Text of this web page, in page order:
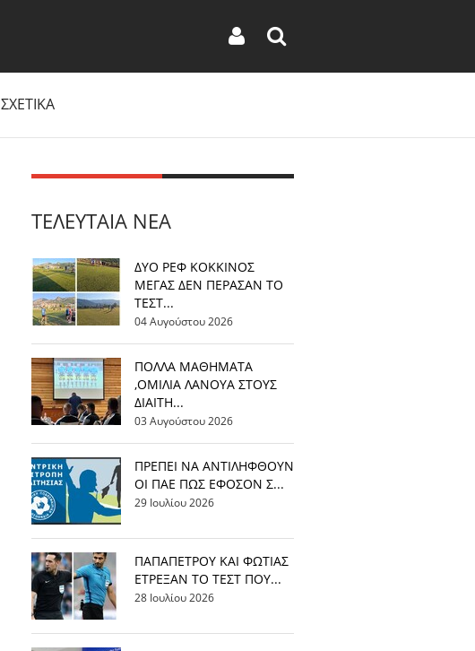
ΣΧΕΤΙΚΑ
ΤΕΛΕΥΤΑΊΑ ΝΈΑ
ΔΥΟ ΡΕΦ ΚΟΚΚΙΝΟΣ
ΜΕΓΑΣ ΔΕΝ ΠΕΡΑΣΑΝ ΤΟ
ΤΕΣΤ...
04 Αυγούστου 2026
ΠΟΛΛΑ ΜΑΘΗΜΑΤΑ
,ΟΜΙΛΙΑ ΛΑΝΟΥΑ ΣΤΟΥΣ
ΔΙΑΙΤΗ...
03 Αυγούστου 2026
ΠΡΕΠΕΙ ΝΑ ΑΝΤΙΛΗΦΘΟΥΝ
ΟΙ ΠΑΕ ΠΩΣ ΕΦΟΣΟΝ Σ...
29 Ιουλίου 2026
ΠΑΠΑΠΕΤΡΟΥ ΚΑΙ ΦΩΤΙΑΣ
ΕΤΡΕΞΑΝ ΤΟ ΤΕΣΤ ΠΟΥ...
28 Ιουλίου 2026